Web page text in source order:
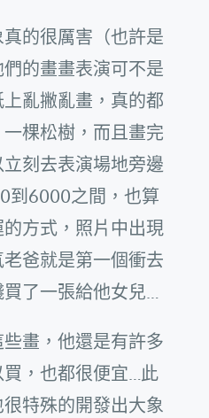
的很厲害（也許是
的畫畫表演可不是
亂撇亂畫，真的都
棵松樹，而且畫完
刻去表演場地旁邊
到6000之間，也算
方式，照片中出現
爸就是第一個衝去
了一張給他女兒…
畫，他還是有許多
，也都很便宜…此
特殊的開發出大象